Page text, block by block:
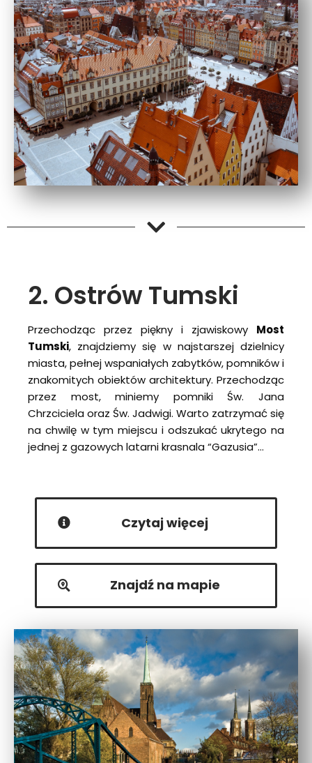
2. Ostrów Tumski
Przechodząc przez piękny i zjawiskowy Most
Tumski, znajdziemy się w najstarszej dzielnicy
miasta, pełnej wspaniałych zabytków, pomników i
znakomitych obiektów architektury. Przechodząc
przez most, miniemy pomniki Św. Jana
Chrzciciela oraz Św. Jadwigi. Warto zatrzymać się
na chwilę w tym miejscu i odszukać ukrytego na
jednej z gazowych latarni krasnala “Gazusia”…
Czytaj więcej
Znajdź na mapie